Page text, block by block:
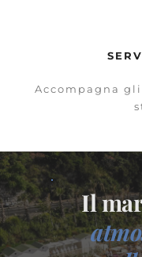
Accompagna
Il